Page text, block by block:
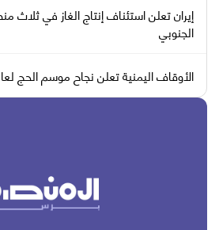
إيران تعلن استئناف إنتاج الغاز في
الجنوبي
الأوقاف اليمنية تعلن نجاح موسم الحج لعام